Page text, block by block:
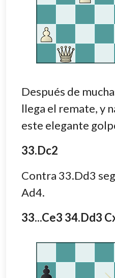
Después de
llega el remate, y
este elegante
33.Dc2
Contra 33.Dd3
Ad4.
33...Ce3 34.Dd3